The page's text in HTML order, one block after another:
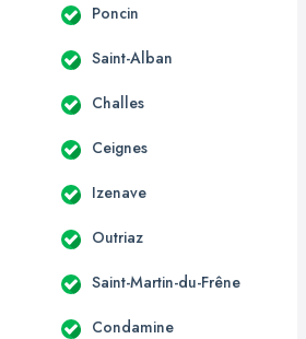
Poncin
Saint-Alban
Challes
Ceignes
Izenave
Outriaz
Saint-Martin-du-Frêne
Condamine